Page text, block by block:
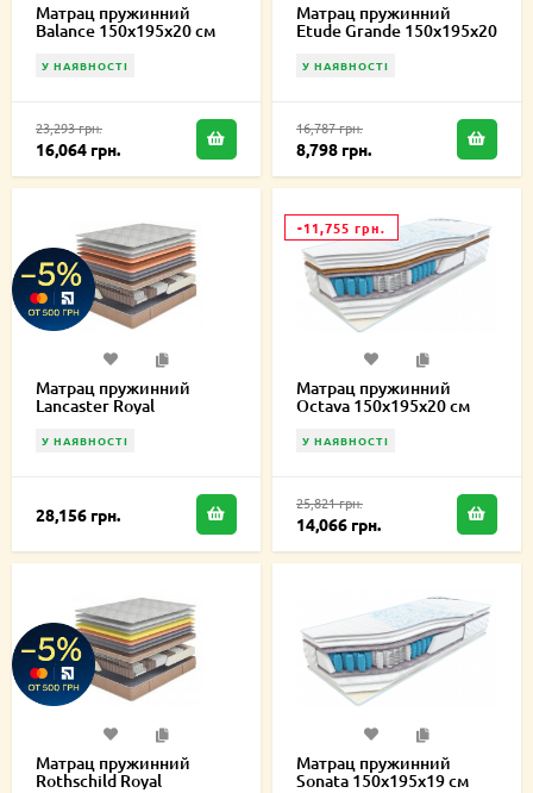
Матрац пружинний
Balance 150х195х20 см
У НАЯВНОСТІ
23,293 грн.
16,064 грн.
Матрац пружинний
Etude Grande 150х195х20
У НАЯВНОСТІ
16,787 грн.
8,798 грн.
Матрац пружинний
Lancaster Royal
У НАЯВНОСТІ
28,156 грн.
-11,755 грн.
Матрац пружинний
Octava 150х195х20 см
У НАЯВНОСТІ
25,821 грн.
14,066 грн.
Матрац пружинний
Rothschild Royal
Матрац пружинний
Sonata 150х195х19 см